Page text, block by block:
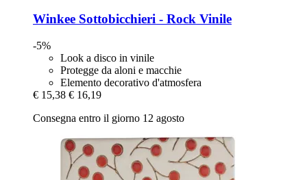
Winkee Sottobicchieri -​ Rock Vinile
-5%
Look a disco in vinile
Protegge da aloni e macchie
Elemento decorativo d'atmosfera
€ 15,38 € 16,19
Consegna entro il giorno 12 agosto